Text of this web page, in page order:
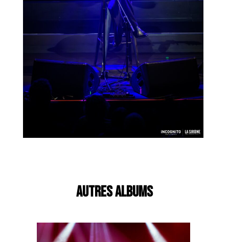
AUTRES ALBUMS